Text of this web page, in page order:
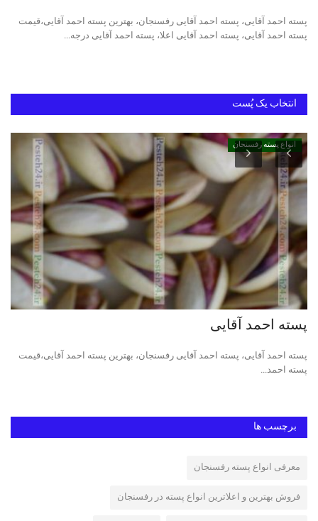
دانستنیهای پـسـتـه رفسنجان
پسته احمد آقایی، پسته احمد آقایی رفسنجان، بهترین پسته احمد آقایی،قیمت
پسته احمد آقایی، پسته احمد آقایی اعلا، پسته احمد آقایی درجه...
انتخاب یک پُست
انواع پسته رفسنجان
پسته احمد آقایی
پسته احمد آقایی، پسته احمد آقایی رفسنجان، بهترین پسته احمد آقایی،قیمت
پسته احمد...
برچسب ها
معرفی انواع پسته رفسنجان
فروش بهترین و اعلاترین انواع پسته در رفسنجان